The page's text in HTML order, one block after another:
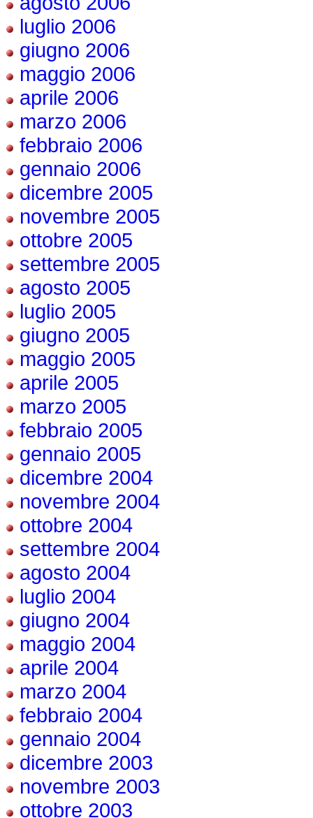
luglio 2006
giugno 2006
maggio 2006
aprile 2006
marzo 2006
febbraio 2006
gennaio 2006
dicembre 2005
novembre 2005
ottobre 2005
settembre 2005
agosto 2005
luglio 2005
giugno 2005
maggio 2005
aprile 2005
marzo 2005
febbraio 2005
gennaio 2005
dicembre 2004
novembre 2004
ottobre 2004
settembre 2004
agosto 2004
luglio 2004
giugno 2004
maggio 2004
aprile 2004
marzo 2004
febbraio 2004
gennaio 2004
dicembre 2003
novembre 2003
ottobre 2003